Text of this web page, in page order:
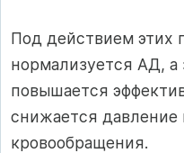
Под действием этих
нормализуется АД, а
повышается
снижается давление
кровообращения.